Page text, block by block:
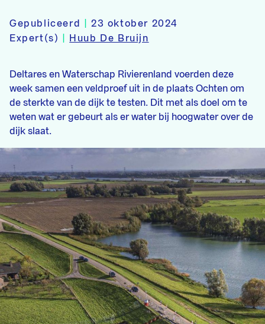
Gepubliceerd |23 oktober 2024
Expert(s)
Huub De Bruijn
Deltares en Waterschap Rivierenland voerden deze
week samen een veldproef uit in de plaats Ochten om
de sterkte van de dijk te testen. Dit met als doel om te
weten wat er gebeurt als er water bij hoogwater over de
dijk slaat.